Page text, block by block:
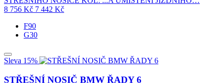
8 756 Kč 7 442 Kč
F90
G30
Sleva 15%
STŘEŠNÍ NOSIČ BMW ŘADY 6